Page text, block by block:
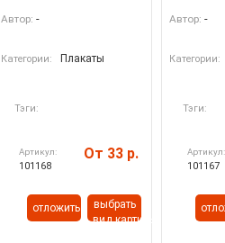
Автор: -
Категории: Плакаты
Тэги:
Артикул:
101168
От 33 р.
отложить
выбрать
вид картины
Автор: -
Категории:
Тэги:
Артикул:
101167